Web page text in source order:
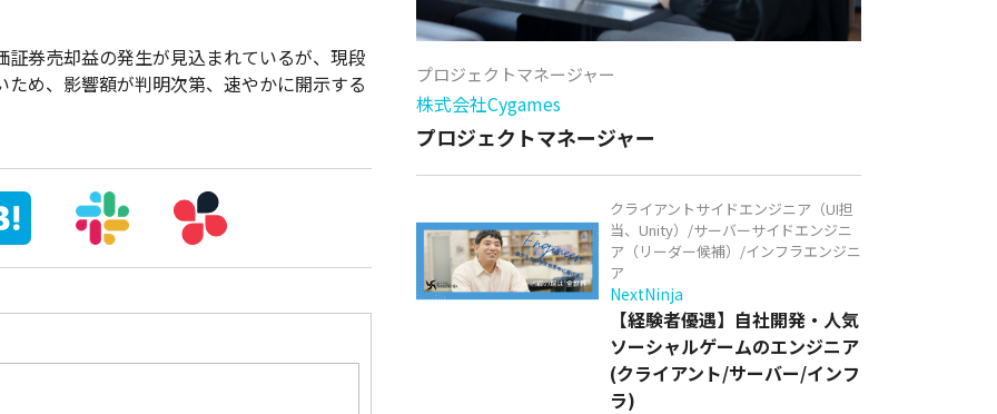
券売却益の発生が見込まれているが、現段
め、影響額が判明次第、速やかに開示する
プロジェクトマネージャー
株式会社Cygames
プロジェクトマネージャー
クライアントサイドエンジニア（UI担
当、Unity）/サーバーサイドエンジニ
ア（リーダー候補）/インフラエンジニ
ア
NextNinja
【経験者優遇】自社開発・人気
ソーシャルゲームのエンジニア
(クライアント/サーバー/インフ
ラ)